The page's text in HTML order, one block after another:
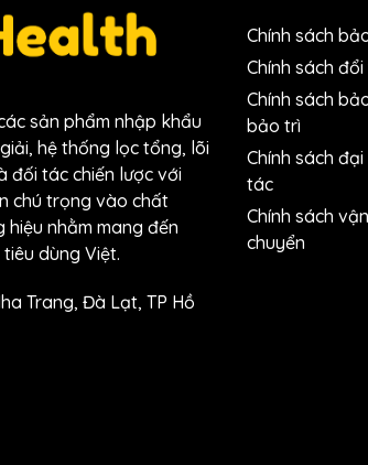
sản phẩm nhập khẩu
hệ thống lọc tổng, lõi
đối tác chiến lược với
chú trọng vào chất
nhằm mang đến
dùng Việt.
Trang, Đà Lạt, TP Hồ
Chính sách
Chính sách
Chính sách
bảo trì
Chính sách
tác
Chính sách vận
chuyển